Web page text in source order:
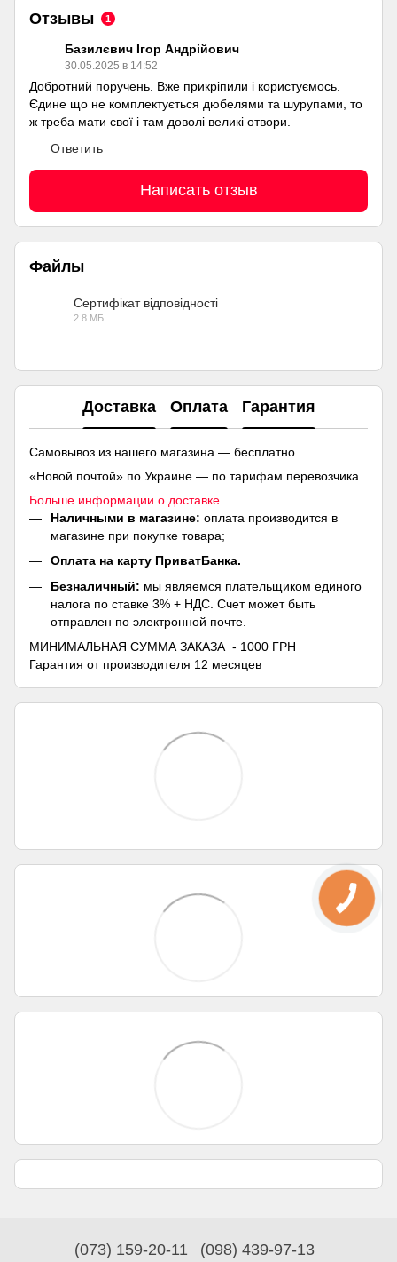
Отзывы 1
Базилєвич Ігор Андрійович
30.05.2025 в 14:52
Добротний поручень. Вже прикріпили і користуємось.
Єдине що не комплектується дюбелями та шурупами, то
ж треба мати свої і там доволі великі отвори.
Ответить
Написать отзыв
Файлы
Сертифікат відповідності
2.8 МБ
Доставка Оплата Гарантия
Самовывоз из нашего магазина — бесплатно.
«Новой почтой» по Украине — по тарифам перевозчика.
Больше информации о доставке
Наличными в магазине: оплата производится в
магазине при покупке товара;
Оплата на карту ПриватБанка.
Безналичный: мы являемся плательщиком единого
налога по ставке 3% + НДС. Счет может быть
отправлен по электронной почте.
МИНИМАЛЬНАЯ СУММА ЗАКАЗА - 1000 ГРН
Гарантия от производителя 12 месяцев
(073) 159-20-11 (098) 439-97-13